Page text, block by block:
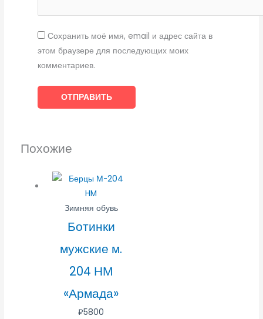
Сохранить моё имя, email и адрес сайта в
этом браузере для последующих моих
комментариев.
Похожие
Зимняя обувь
Ботинки
мужские м.
204 НМ
«Армада»
₽5800